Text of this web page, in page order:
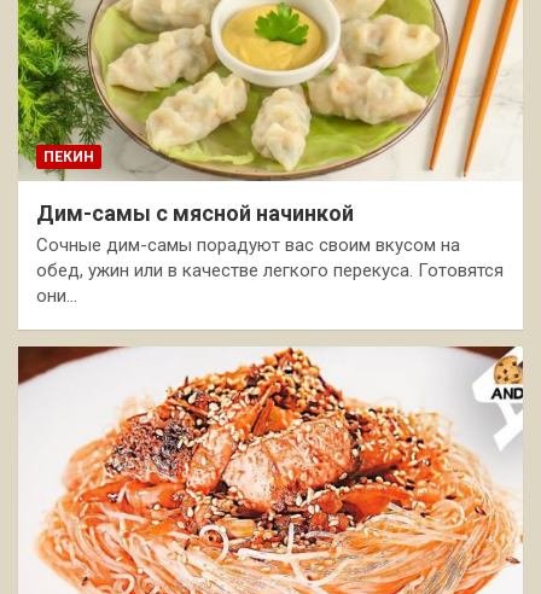
ПЕКИН
Дим-самы с мясной начинкой
Сочные дим-самы порадуют вас своим вкусом на
обед, ужин или в качестве легкого перекуса. Готовятся
они…